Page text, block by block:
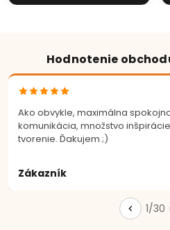
Hodnotenie
Ako obvykle, maximálna
komunikácia, množstvo
tvorenie. Ďakujem ;)
Zákazník
1/30